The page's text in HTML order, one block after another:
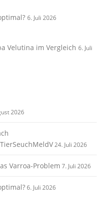
6. Juli 2026
Velutina im Vergleich 6. Juli
2026
24. Juli 2026
Varroa-Problem 7. Juli 2026
6. Juli 2026